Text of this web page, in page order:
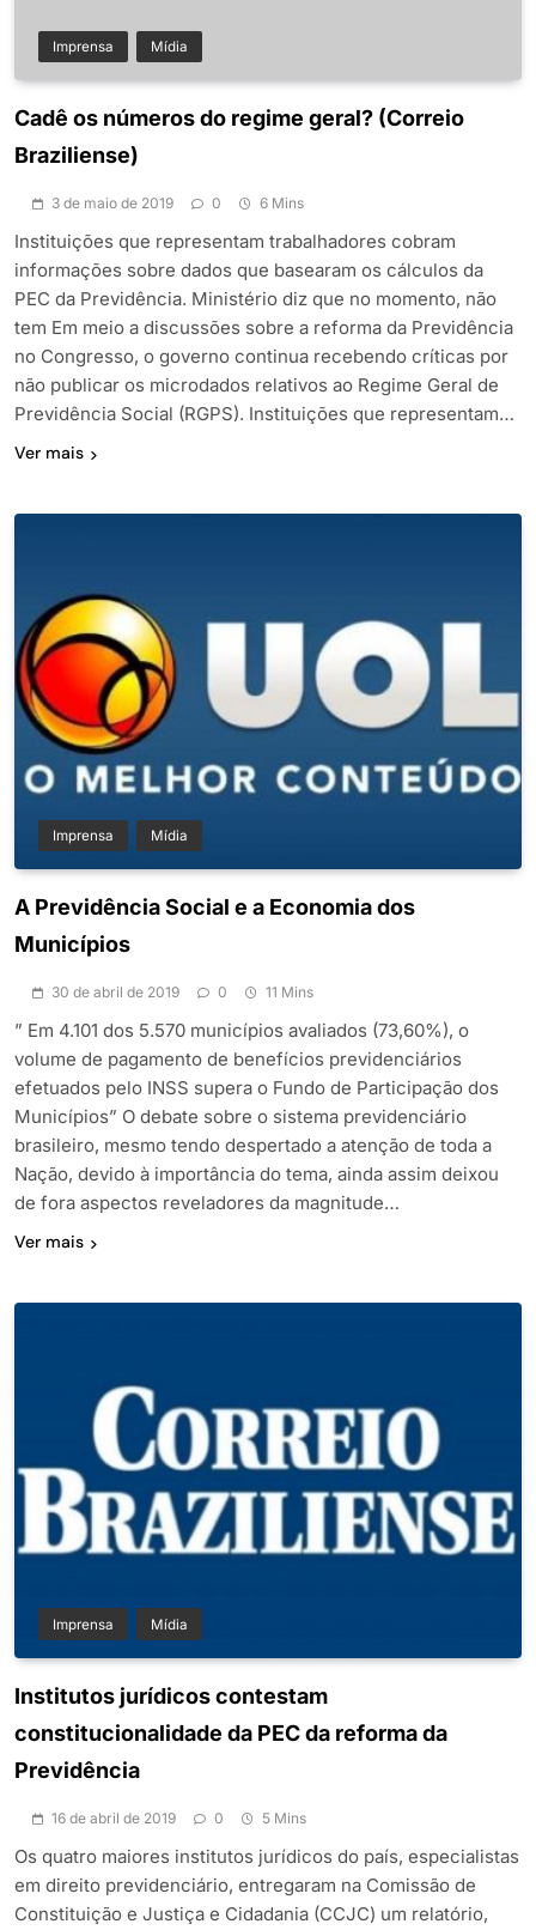
Imprensa Mídia
Cadê os números do regime geral? (Correio
Braziliense)
3 de maio de 2019 0 6 Mins
Instituições que representam trabalhadores cobram
informações sobre dados que basearam os cálculos da
PEC da Previdência. Ministério diz que no momento, não
tem Em meio a discussões sobre a reforma da Previdência
no Congresso, o governo continua recebendo críticas por
não publicar os microdados relativos ao Regime Geral de
Previdência Social (RGPS). Instituições que representam…
Ver mais
Imprensa Mídia
A Previdência Social e a Economia dos
Municípios
30 de abril de 2019 0 11 Mins
” Em 4.101 dos 5.570 municípios avaliados (73,60%), o
volume de pagamento de benefícios previdenciários
efetuados pelo INSS supera o Fundo de Participação dos
Municípios” O debate sobre o sistema previdenciário
brasileiro, mesmo tendo despertado a atenção de toda a
Nação, devido à importância do tema, ainda assim deixou
de fora aspectos reveladores da magnitude…
Ver mais
Imprensa Mídia
Institutos jurídicos contestam
constitucionalidade da PEC da reforma da
Previdência
16 de abril de 2019 0 5 Mins
Os quatro maiores institutos jurídicos do país, especialistas
em direito previdenciário, entregaram na Comissão de
Constituição e Justiça e Cidadania (CCJC) um relatório,